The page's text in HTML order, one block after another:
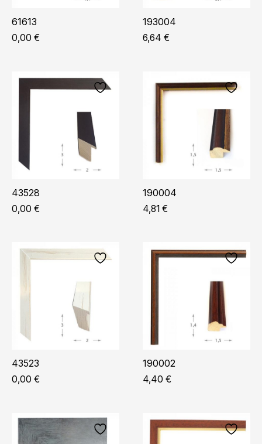
61613
0,00 €
193004
6,64 €
43528
0,00 €
190004
4,81 €
43523
0,00 €
190002
4,40 €